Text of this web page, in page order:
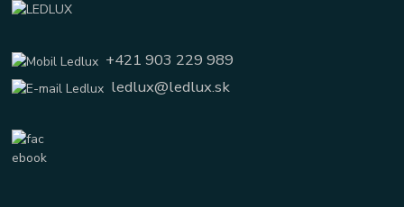
+421 903 229 989
ledlux@ledlux.sk